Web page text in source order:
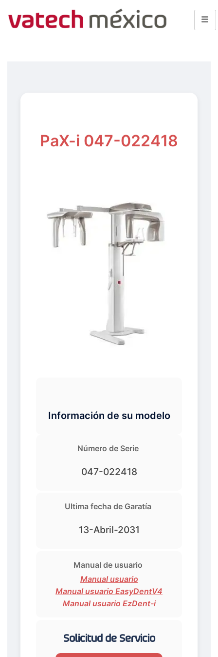
PaX-i 047-022418
Información de su modelo
Número de Serie
047-022418
Ultima fecha de Garatía
13-Abril-2031
Manual de usuario
Manual usuario
Manual usuario EasyDentV4
Manual usuario EzDent-i
Solicitud de Servicio